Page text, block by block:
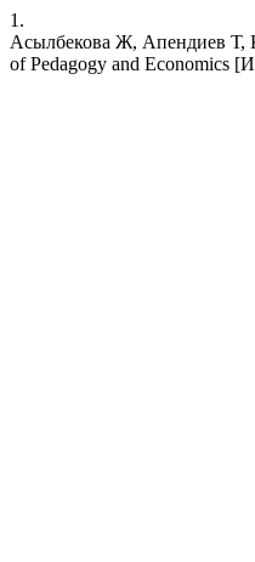
1.
Асылбекова Ж,
of Pedagogy and Economics